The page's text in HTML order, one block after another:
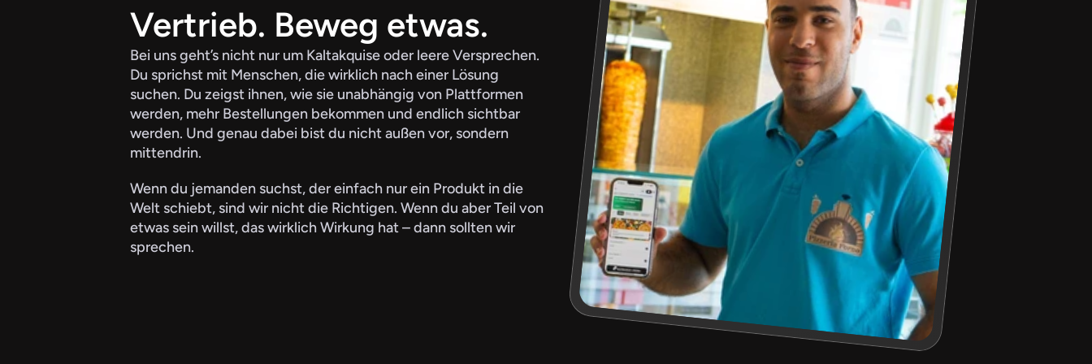
Vertrieb. Beweg etwas.
Bei uns geht’s nicht nur um Kaltakquise oder leere Versprechen.
Du sprichst mit Menschen, die wirklich nach einer Lösung
suchen. Du zeigst ihnen, wie sie unabhängig von Plattformen
werden, mehr Bestellungen bekommen und endlich sichtbar
werden. Und genau dabei bist du nicht außen vor, sondern
mittendrin.
Wenn du jemanden suchst, der einfach nur ein Produkt in die
Welt schiebt, sind wir nicht die Richtigen. Wenn du aber Teil von
etwas sein willst, das wirklich Wirkung hat – dann sollten wir
sprechen.